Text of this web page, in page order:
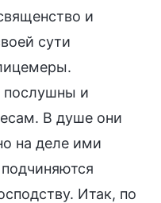
и
сути
послушны и
В душе они
на деле ими
Итак, по